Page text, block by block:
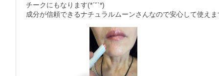
チークにもなります(*ˊ˘ˋ*)
成分が信頼できるナチュラルムーンさんなので安心して使えま